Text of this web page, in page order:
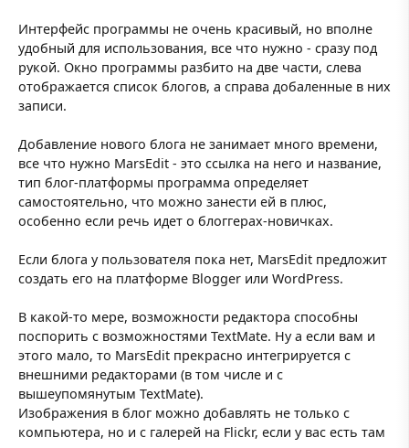
Интерфейс программы не очень красивый, но вполне
удобный для использования, все что нужно - сразу под
рукой. Окно программы разбито на две части, слева
отображается список блогов, а справа добаленные в них
записи.
Добавление нового блога не занимает много времени,
все что нужно MarsEdit - это ссылка на него и название,
тип блог-платформы программа определяет
самостоятельно, что можно занести ей в плюс,
особенно если речь идет о блоггерах-новичках.
Если блога у пользователя пока нет, MarsEdit предложит
создать его на платформе Blogger или WordPress.
В какой-то мере, возможности редактора способны
поспорить с возможностями TextMate. Ну а если вам и
этого мало, то MarsEdit прекрасно интегрируется с
внешними редакторами (в том числе и с
вышеупомянутым TextMate).
Изображения в блог можно добавлять не только с
компьютера, но и с галерей на Flickr, если у вас есть там